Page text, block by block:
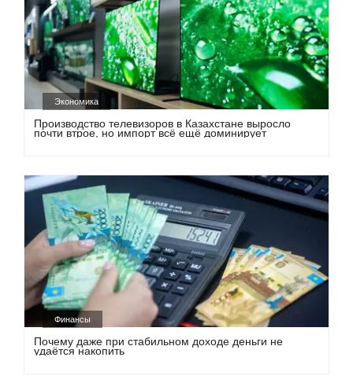
Экономика
Производство телевизоров в Казахстане выросло
почти втрое, но импорт всё ещё доминирует
Финансы
Почему даже при стабильном доходе деньги не
удаётся накопить